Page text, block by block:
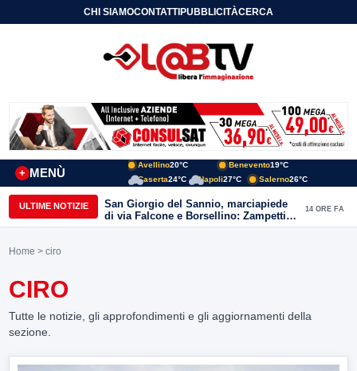
CHI SIAMOCONTATTIPUBBLICITÀCERCA
MENÙ
+
Avellino20°C Benevento19°C
Caserta24°C Napoli27°C Salerno26°C
ULTIME NOTIZIE
San Giorgio del Sannio, marciapiede
di via Falcone e Borsellino: Zampetti e
Lombardi replicano alle polemiche
14 ORE FA
Home > ciro
CIRO
Tutte le notizie, gli approfondimenti e gli aggiornamenti della
sezione.